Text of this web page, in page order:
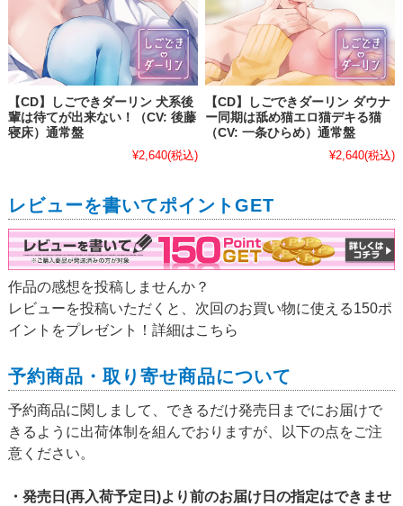
【CD】しごできダーリン 犬系後
輩は待てが出来ない！（CV: 後藤
寝床）通常盤
¥2,640(税込)
【CD】しごできダーリン ダウナ
ー同期は舐め猫エロ猫デキる猫
（CV: 一条ひらめ）通常盤
¥2,640(税込)
レビューを書いてポイントGET
作品の感想を投稿しませんか？
レビューを投稿いただくと、次回のお買い物に使える150ポ
イントをプレゼント！詳細はこちら
予約商品・取り寄せ商品について
予約商品に関しまして、できるだけ発売日までにお届けで
きるように出荷体制を組んでおりますが、以下の点をご注
意ください。
・発売日(再入荷予定日)より前のお届け日の指定はできませ